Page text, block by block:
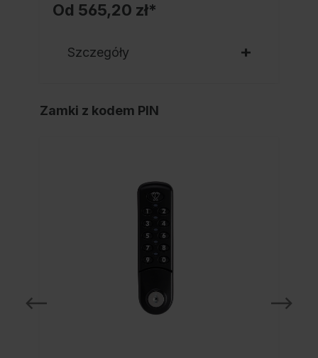
Od 565,20 zł*
Szczegóły
Zamki z kodem PIN